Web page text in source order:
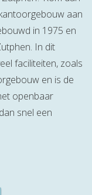
aan
in 1975 en
In dit
faciliteiten, zoals
en is de
openbaar
snel een